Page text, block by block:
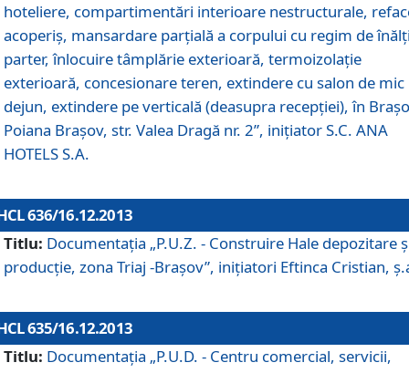
hoteliere, compartimentări interioare nestructurale,
acoperiş, mansardare parţială a corpului cu regim de
parter, înlocuire tâmplărie exterioară, termoizolaţie
exterioară, concesionare teren, extindere cu salon de mic
dejun, extindere pe verticală (deasupra recepţiei), în
Poiana Braşov, str. Valea Dragă nr. 2”, iniţiator S.C. ANA
HOTELS S.A.
636/16.12.2013
Titlu: Documentaţia „P.U.Z. - Construire Hale depozitare
producţie, zona Triaj -Braşov”, iniţiatori Eftinca Cristian,
635/16.12.2013
Titlu: Documentaţia „P.U.D. - Centru comercial, servicii,